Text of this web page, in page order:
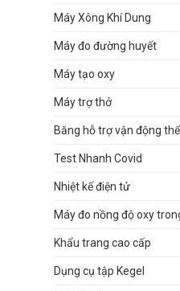
Máy Xông Khí Dung
Máy đo đường huyết
Máy tạo oxy
Máy trợ thở
Băng hỗ trợ vận động
Test Nhanh Covid
Nhiệt kế điện tử
Máy đo nồng độ oxy
Khẩu trang cao cấp
Dụng cụ tập Kegel